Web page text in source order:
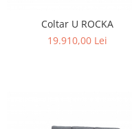
Coltar U ROCKA
19.910,00 Lei